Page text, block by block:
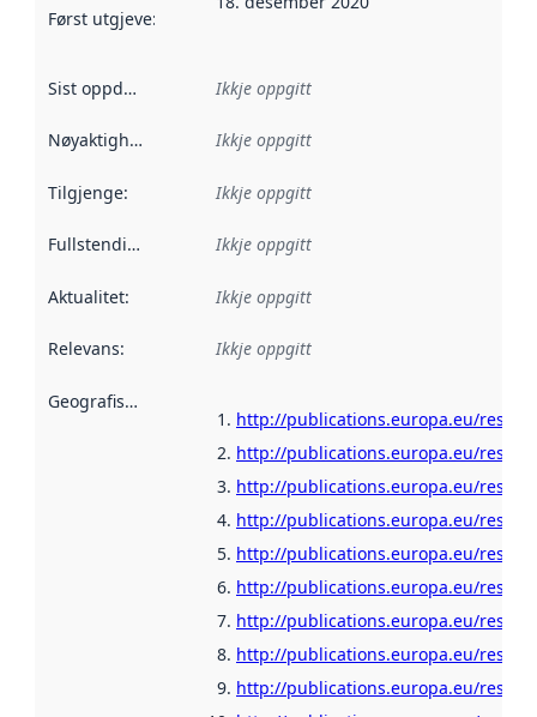
Først utgjeve:
Sist oppdatert Ikkje oppgitt
Nøyaktigheit Ikkje oppgitt
Tilgjenge: Ikkje oppgitt
Fullstendigheit Ikkje oppgitt
Aktualitet: Ikkje oppgitt
Relevans: Ikkje oppgitt
Geografisk område
http://publications.europa.eu/
http://publications.europa.eu/
http://publications.europa.eu/
http://publications.europa.eu/
http://publications.europa.eu/
http://publications.europa.eu/
http://publications.europa.eu/
http://publications.europa.eu/
http://publications.europa.eu/